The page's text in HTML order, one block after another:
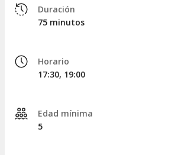
LOCALIDADES
Al realizar la reserva,
ubicación!
consultar un plano del teatro:
Duración
75 minutos
Horario
17:30, 19:00
Edad mínima
5